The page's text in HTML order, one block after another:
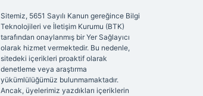
Sitemiz, 5651 Sayılı Kanun gereğince Bilgi
Teknolojileri ve İletişim Kurumu (BTK)
tarafından onaylanmış bir Yer Sağlayıcı
olarak hizmet vermektedir. Bu nedenle,
sitedeki içerikleri proaktif olarak
denetleme veya araştırma
yükümlülüğümüz bulunmamaktadır.
Ancak, üyelerimiz yazdıkları içeriklerin